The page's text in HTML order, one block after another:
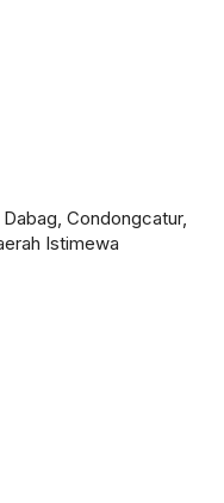
Condongcatur,
Istimewa